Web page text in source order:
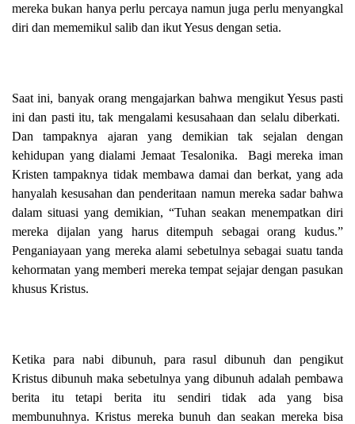
mereka bukan hanya perlu percaya namun juga perlu menyangkal
diri dan mememikul salib dan ikut Yesus dengan setia.
Saat ini, banyak orang mengajarkan bahwa mengikut Yesus pasti
ini dan pasti itu, tak mengalami kesusahaan dan selalu diberkati.
Dan tampaknya ajaran yang demikian tak sejalan dengan
kehidupan yang dialami Jemaat Tesalonika. Bagi mereka iman
Kristen tampaknya tidak membawa damai dan berkat, yang ada
hanyalah kesusahan dan penderitaan namun mereka sadar bahwa
dalam situasi yang demikian, “Tuhan seakan menempatkan diri
mereka dijalan yang harus ditempuh sebagai orang kudus.”
Penganiayaan yang mereka alami sebetulnya sebagai suatu tanda
kehormatan yang memberi mereka tempat sejajar dengan pasukan
khusus Kristus.
Ketika para nabi dibunuh, para rasul dibunuh dan pengikut
Kristus dibunuh maka sebetulnya yang dibunuh adalah pembawa
berita itu tetapi berita itu sendiri tidak ada yang bisa
membunuhnya. Kristus mereka bunuh dan seakan mereka bisa